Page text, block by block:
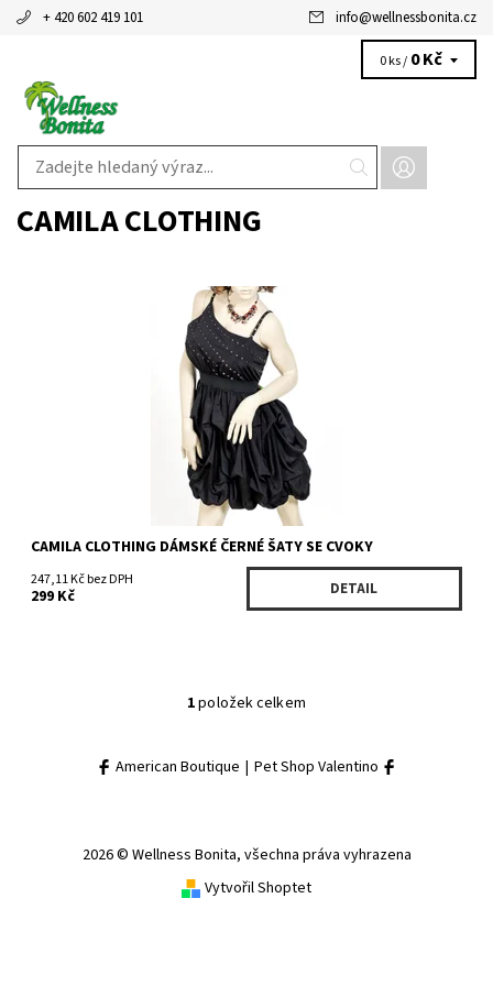
+ 420 602 419 101 info@wellnessbonita.cz
0 ks / 0 Kč
CAMILA CLOTHING
Skladem 1 ks
KD8910B
CAMILA CLOTHING
CAMILA CLOTHING DÁMSKÉ ČERNÉ ŠATY SE CVOKY
247,11 Kč bez DPH
299 Kč DETAIL
1položek celkem
American Boutique | Pet Shop Valentino
2026 © Wellness Bonita, všechna práva vyhrazena
Vytvořil Shoptet